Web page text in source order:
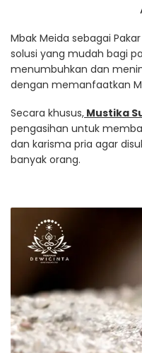
Mbak Meida sebagai
solusi yang mudah bagi
menumbuhkan dan
dengan memanfaatkan
Secara khusus, Mustika
pengasihan untuk
dan karisma pria agar
banyak orang.